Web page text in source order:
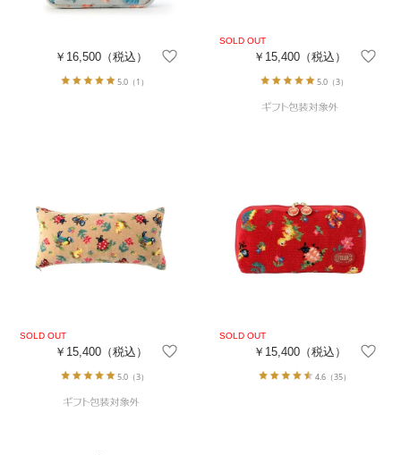
￥16,500（税込）
5.0 （1）
￥15,400 （税込）
5.0（3）
￥15,400（税込）
5.0 （3）
￥15,400 （税込）
4.6（35）